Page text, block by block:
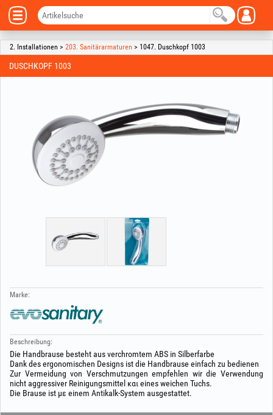
2. Installationen > 203. Sanitärarmaturen > 1047. Duschkopf 1003
DUSCHKOPF 1003
Marke:
Beschreibung:
Die Handbrause besteht aus verchromtem ABS in Silberfarbe
Dank des ergonomischen Designs ist die Handbrause einfach zu bedienen
Zur Vermeidung von Verschmutzungen empfehlen wir die Verwendung
nicht aggressiver Reinigungsmittel και eines weichen Tuchs.
Die Brause ist με einem Antikalk‑System ausgestattet.